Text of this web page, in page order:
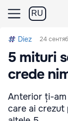
RU
Diez 24
5 mituri
crede
Anterior ți-
care ai crezut